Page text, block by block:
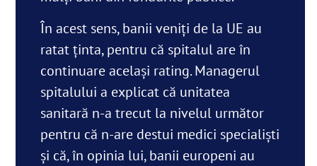
În acest sens, banii veniți de la UE au
ratat ținta, pentru că spitalul are în
continuare același rating. Managerul
spitalului a explicat că unitatea
sanitară n-a trecut la nivelul următor
pentru că n-are destui medici specialiști
și că, în opinia lui, banii europeni au